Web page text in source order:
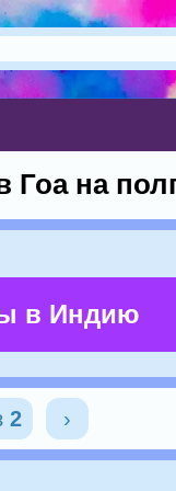
на
в Индию
2 ›